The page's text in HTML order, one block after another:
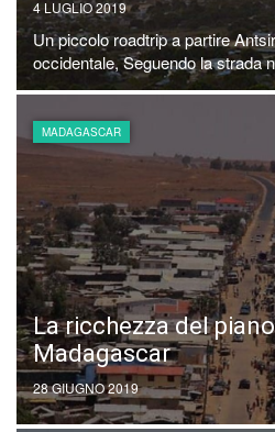
4 LUGLIO 2019
Un piccolo roadtrip a partire
occidentale, Seguendo la strada
MADAGASCAR
La ricchezza del
Madagascar
28 GIUGNO 2019